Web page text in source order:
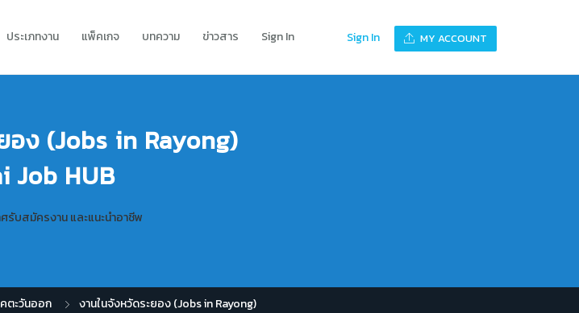
ประเภทงาน แพ็คเกจ บทความ ข่าวสาร Sign In Sign In MY ACCOUNT
อง (Jobs in Rayong)
Job HUB
รับสมัครงาน และแนะนำอาชีพ
ตะวันออก งานในจังหวัดระยอง (Jobs in Rayong)